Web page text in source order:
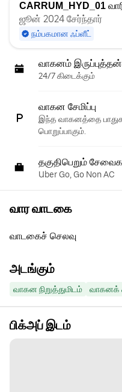
CARRUM_HYD_01
ஜூன் 2024 சேர்ந்தார்
நம்பகமான ஃப்ளீட்
வாகனம்
24/7 கிடைக்கும்
வாகன சேமிப்பு
இந்த வாகனத்தை
பொறுப்பாகும்.
தகுதிபெறும்
Uber Go, Go Non AC
வார வாடகை
வாடகைச் செலவு
அடங்கும்
வாகன நிறுத்துமிடம் வாகனக்
பிக்அப் இடம்